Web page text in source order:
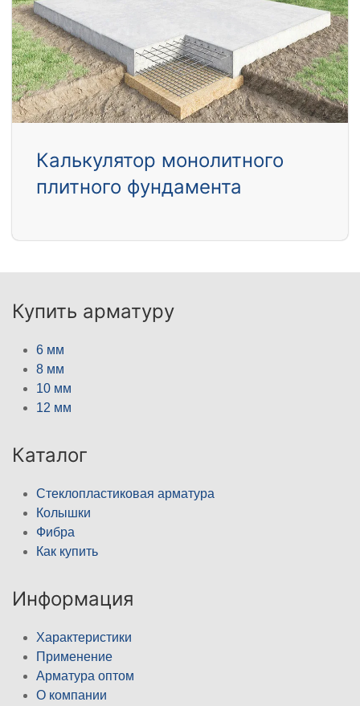
Калькулятор монолитного
плитного фундамента
Купить арматуру
6 мм
8 мм
10 мм
12 мм
Каталог
Стеклопластиковая арматура
Колышки
Фибра
Как купить
Информация
Характеристики
Применение
Арматура оптом
О компании